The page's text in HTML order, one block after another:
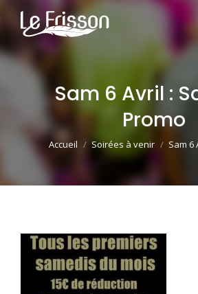
Sam 6 Avril :
Promo
Vous êtes ici :
Accueil Soirées à venir Sam 6